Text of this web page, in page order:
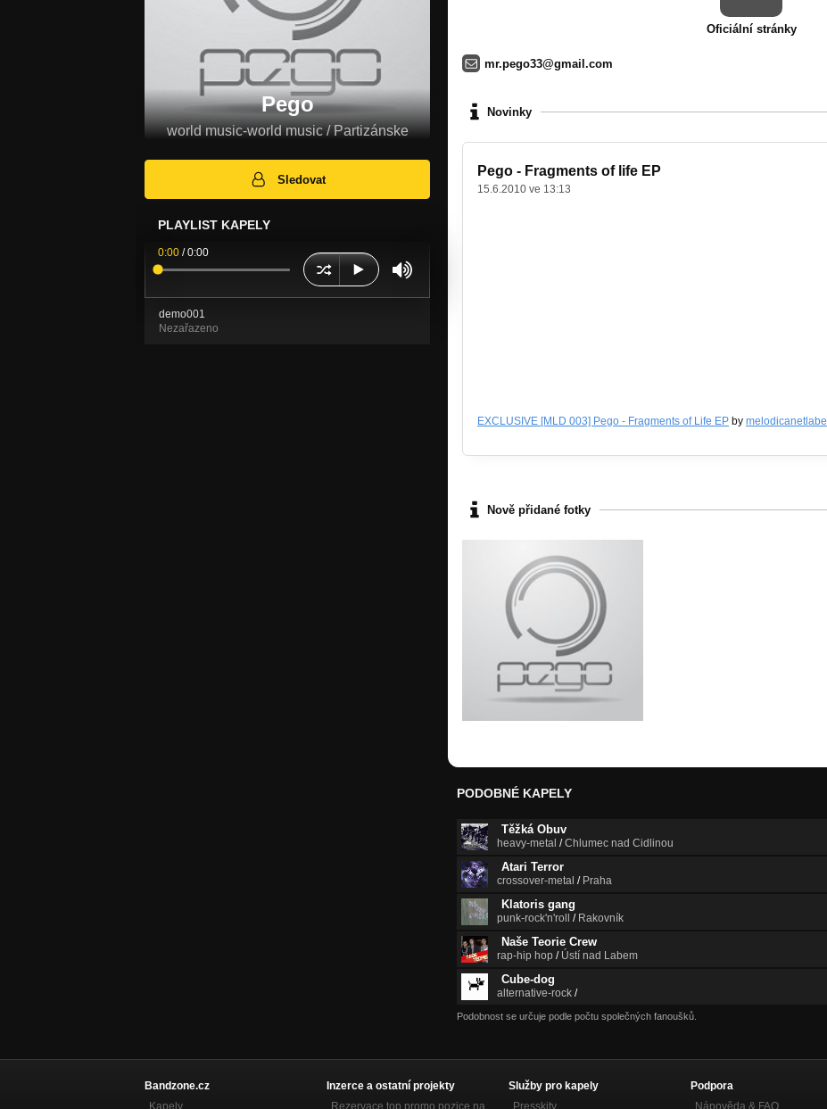
Pego
world music-world music / Partizánske
Sledovat
PLAYLIST KAPELY
0:00 /0:00
demo001
Nezařazeno
Oficiální stránky
mr.pego33@gmail.com
Novinky
Pego - Fragments of life EP
15.6.2010 ve 13:13
EXCLUSIVE [MLD 003] Pego - Fragments of Life EP by melodicanetlabel
Nově přidané fotky
PODOBNÉ KAPELY
Těžká Obuv
heavy-metal /Chlumec nad Cidlinou
Atari Terror
crossover-metal / Praha
Klatoris gang
punk-rock'n'roll / Rakovník
Naše Teorie Crew
rap-hip hop / Ústí nad Labem
Cube-dog
alternative-rock /
Podobnost se určuje podle počtu společných fanoušků.
Bandzone.cz
Kapely
Inzerce a ostatní projekty
Rezervace top promo pozice na
Služby pro kapely
Presskity
Podpora
Nápověda & FAQ